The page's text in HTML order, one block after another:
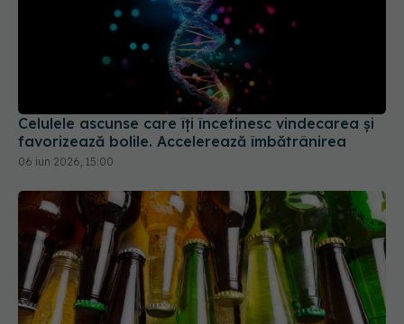
Celulele ascunse care îți încetinesc vindecarea și
favorizează bolile. Accelerează îmbătrânirea
06 iun 2026, 15:00